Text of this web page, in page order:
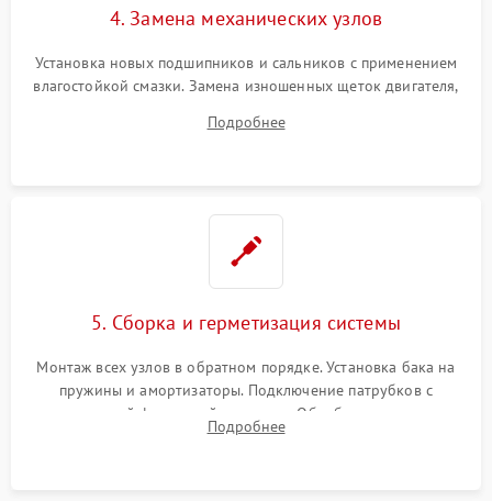
4. Замена механических узлов
Установка новых подшипников и сальников с применением
влагостойкой смазки. Замена изношенных щеток двигателя,
или поврежденной резиновой манжеты.
Подробнее
5. Сборка и герметизация системы
Монтаж всех узлов в обратном порядке. Установка бака на
пружины и амортизаторы. Подключение патрубков с
надежной фиксацией хомутами. Обработка стыков
герметиком для предотвращения возможных протечек воды.
Подробнее